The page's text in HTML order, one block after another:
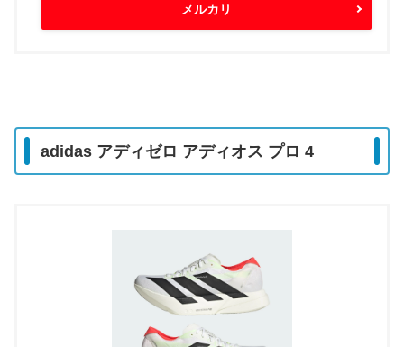
メルカリ
adidas アディゼロ アディオス プロ 4